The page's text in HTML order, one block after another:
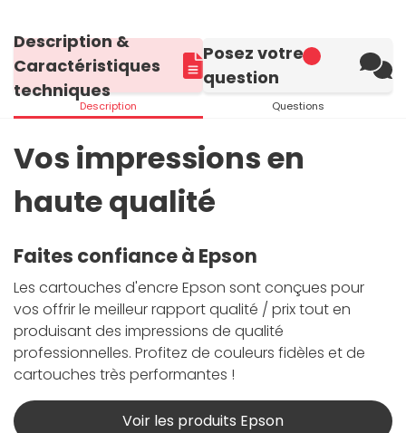
Description &
Caractéristiques
techniques
Description
Posez votre
question
Questions
Vos impressions en
haute qualité
Faites confiance à Epson
Les cartouches d'encre Epson sont conçues pour
vos offrir le meilleur rapport qualité / prix tout en
produisant des impressions de qualité
professionnelles. Profitez de couleurs fidèles et de
cartouches très performantes !
Voir les produits Epson